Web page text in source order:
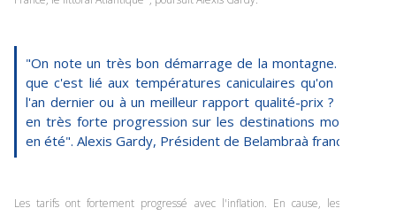
"On note un très bon démarrage de la montagne. Est-ce
que c'est lié aux températures caniculaires qu'on a eues
l'an dernier ou à un meilleur rapport qualité-prix ? On est
en très forte progression sur les destinations montagne
en été". Alexis Gardy, Président de Belambraà franceinfo
Les tarifs ont fortement progressé avec l'inflation. En cause, les salaires